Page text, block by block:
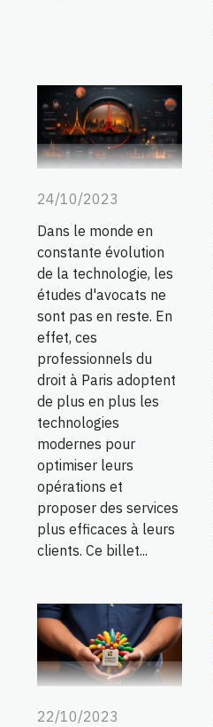
24/10/2023
Dans le monde en
constante évolution
de la technologie, les
études d'avocats ne
sont pas en reste. En
effet, ces
professionnels du
droit à Paris adoptent
de plus en plus les
technologies
modernes pour
optimiser leurs
opérations et
proposer des services
plus efficaces à leurs
clients. Ce billet...
22/10/2023